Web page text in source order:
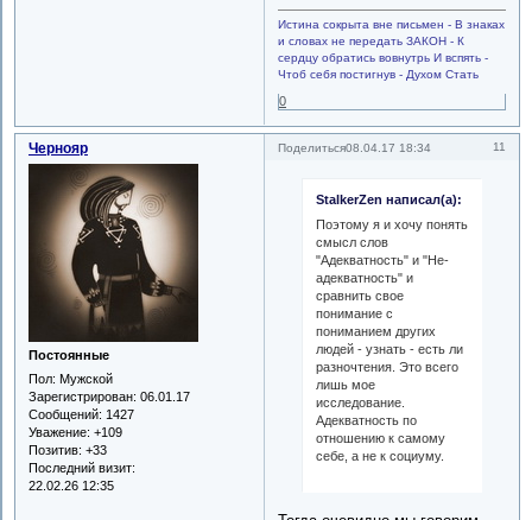
Истина сокрыта вне письмен - В знаках
и словах не передать ЗАКОН - К
сердцу обратись вовнутрь И вспять -
Чтоб себя постигнув - Духом Стать
0
Поделиться 11
08.04.17 18:34
Чернояр
Постоянные
Пол: Мужской
Зарегистрирован: 06.01.17
Сообщений: 1427
Уважение: +109
Позитив: +33
Последний визит:
22.02.26 12:35
StalkerZen написал(а):
Поэтому я и хочу понять
смысл слов
"Адекватность" и "Не-
адекватность" и
сравнить свое
понимание с
пониманием других
людей - узнать - есть ли
разночтения. Это всего
лишь мое
исследование.
Адекватность по
отношению к самому
себе, а не к социуму.